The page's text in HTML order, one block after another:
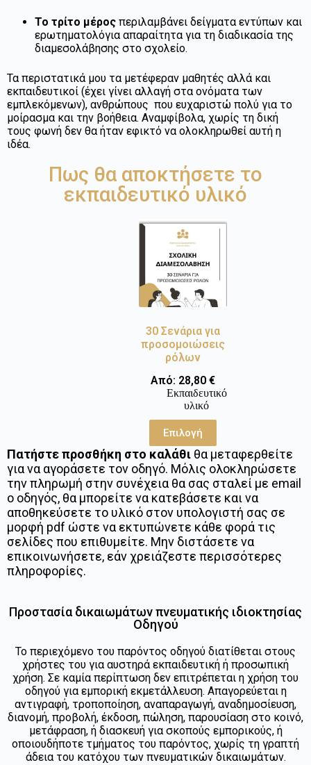
Το τρίτο μέρος περιλαμβάνει δείγματα εντύπων και
ερωτηματολόγια απαραίτητα για τη διαδικασία της
διαμεσολάβησης στο σχολείο.
Τα περιστατικά μου τα μετέφεραν μαθητές αλλά και
εκπαιδευτικοί (έχει γίνει αλλαγή στα ονόματα των
εμπλεκόμενων), ανθρώπους που ευχαριστώ πολύ για το
μοίρασμα και την βοήθεια. Αναμφίβολα, χωρίς τη δική
τους φωνή δεν θα ήταν εφικτό να ολοκληρωθεί αυτή η
ιδέα.
Πως θα αποκτήσετε το
εκπαιδευτικό υλικό
30 Σενάρια για
προσομοιώσεις
ρόλων
Από: 28,80 €
Εκπαιδευτικό
υλικό
Επιλογή
Πατήστε προσθήκη στο καλάθι θα μεταφερθείτε
για να αγοράσετε τον οδηγό. Μόλις ολοκληρώσετε
την πληρωμή στην συνέχεια θα σας σταλεί με email
ο οδηγός, θα μπορείτε να κατεβάσετε και να
αποθηκεύσετε το υλικό στον υπολογιστή σας σε
μορφή pdf ώστε να εκτυπώνετε κάθε φορά τις
σελίδες που επιθυμείτε. Μην διστάσετε να
επικοινωνήσετε, εάν χρειάζεστε περισσότερες
πληροφορίες.
Προστασία δικαιωμάτων πνευματικής ιδιοκτησίας
Οδηγού
Το περιεχόμενο του παρόντος οδηγού διατίθεται στους
χρήστες του για αυστηρά εκπαιδευτική ή προσωπική
χρήση. Σε καμία περίπτωση δεν επιτρέπεται η χρήση του
οδηγού για εμπορική εκμετάλλευση. Απαγορεύεται η
αντιγραφή, τροποποίηση, αναπαραγωγή, αναδημοσίευση,
διανομή, προβολή, έκδοση, πώληση, παρουσίαση στο κοινό,
μετάφραση, ή διασκευή για σκοπούς εμπορικούς, ή
οποιουδήποτε τμήματος του παρόντος, χωρίς τη γραπτή
άδεια του κατόχου των πνευματικών δικαιωμάτων.